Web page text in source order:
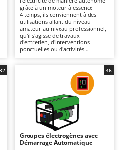
- Scies à bûches
pour tracteur
grâce à un moteur à essence
4 temps, ils conviennent à des
utilisations allant du niveau
amateur au niveau professionnel,
qu'il s'agisse de travaux
d'entretien, d'interventions
ponctuelles ou d'activités
triphasées selon les besoins, ils
offrent une solution pratique et
polyvalente. Plus compacts et plus
faciles à transporter que les
groupes électrogènes au diesel, ils
sont particulièrement adaptés
lorsque la mobilité et la rapidité
de mise en service sont
essentielles. Ils constituent un
choix polyvalent pour disposer
d'une source d'énergie simple
d'utilisation. Ils doivent être
32
Groupes électrogènes avec
Démarrage Automatique
46